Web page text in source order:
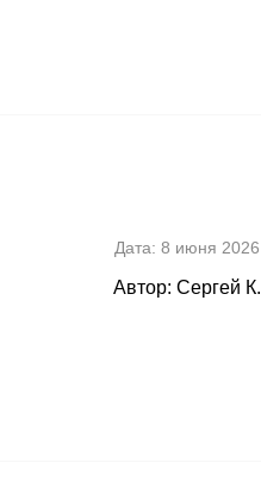
Дата: 8 июня 2026
Автор: Сергей К.